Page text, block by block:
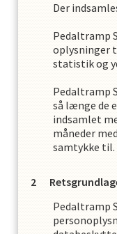
Der
Pedaltramp
oplysninger
statistik og
Pedaltramp
så længe de
indsamlet
måneder
samtykke til.
Pedaltramp